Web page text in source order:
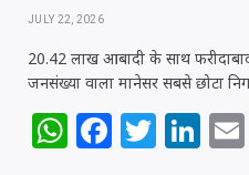
JULY 22, 2026
20.42 लाख आबादी के साथ
जनसंख्या वाला मानेसर सबसे छोटा
W F T Li